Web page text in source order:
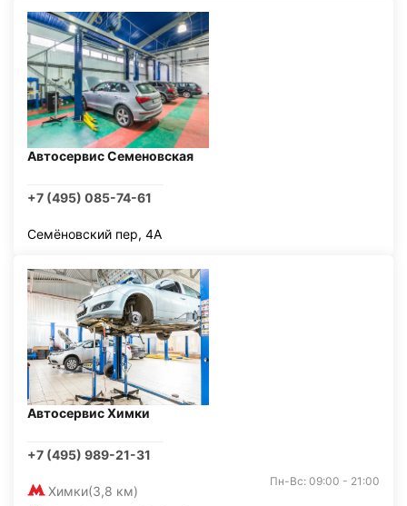
Автосервис Семеновская
+7 (495) 085-74-61
Семёновский пер, 4А
Автосервис Химки
+7 (495) 989-21-31
Химки(3,8 км)
Пн-Вс: 09:00 - 21:00